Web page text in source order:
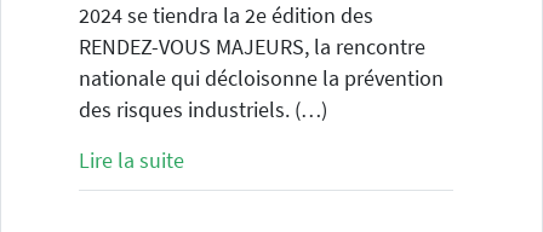
2024 se tiendra la 2e édition des
RENDEZ-VOUS MAJEURS, la rencontre
nationale qui décloisonne la prévention
des risques industriels. (…)
Lire la suite